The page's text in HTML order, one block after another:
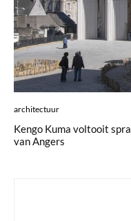
architectuur
Kengo Kuma voltooit
van Angers